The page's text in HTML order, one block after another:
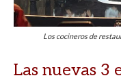
Los cocineros de
Las nuevas 3